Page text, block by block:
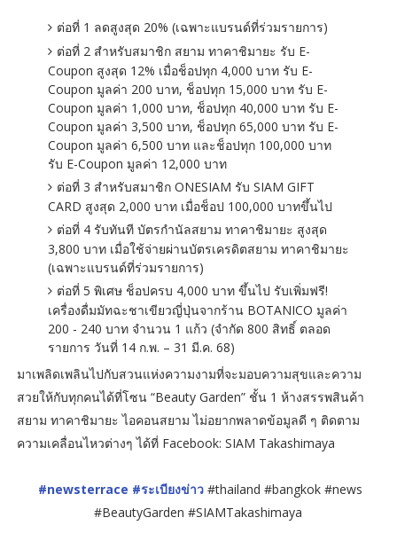
ต่อที่ 1 ลดสูงสุด 20% (เฉพาะแบรนด์ที่ร่วมรายการ)
ต่อที่ 2 สำหรับสมาชิก สยาม ทาคาชิมายะ รับ E-
Coupon สูงสุด 12% เมื่อช็อปทุก 4,000 บาท รับ E-
Coupon มูลค่า 200 บาท, ช็อปทุก 15,000 บาท รับ E-
Coupon มูลค่า 1,000 บาท, ช็อปทุก 40,000 บาท รับ E-
Coupon มูลค่า 3,500 บาท, ช็อปทุก 65,000 บาท รับ E-
Coupon มูลค่า 6,500 บาท และช็อปทุก 100,000 บาท
รับ E-Coupon มูลค่า 12,000 บาท
ต่อที่ 3 สำหรับสมาชิก ONESIAM รับ SIAM GIFT
CARD สูงสุด 2,000 บาท เมื่อช็อป 100,000 บาทขึ้นไป
ต่อที่ 4 รับทันที บัตรกำนัลสยาม ทาคาชิมายะ สูงสุด
3,800 บาท เมื่อใช้จ่ายผ่านบัตรเครดิตสยาม ทาคาชิมายะ
(เฉพาะแบรนด์ที่ร่วมรายการ)
ต่อที่ 5 พิเศษ ช็อปครบ 4,000 บาท ขึ้นไป รับเพิ่มฟรี!
เครื่องดื่มมัทฉะชาเขียวญี่ปุ่นจากร้าน BOTANICO มูลค่า
200 - 240 บาท จำนวน 1 แก้ว (จำกัด 800 สิทธิ์ ตลอด
รายการ วันที่ 14 ก.พ. – 31 มี.ค. 68)
มาเพลิดเพลินไปกับสวนแห่งความงามที่จะมอบความสุขและความ
สวยให้กับทุกคนได้ที่โซน “Beauty Garden” ชั้น 1 ห้างสรรพสินค้า
สยาม ทาคาชิมายะ ไอคอนสยาม ไม่อยากพลาดข้อมูลดี ๆ ติดตาม
ความเคลื่อนไหวต่างๆ ได้ที่ Facebook: SIAM Takashimaya
#newsterrace #ระเบียงข่าว#thailand #bangkok #news
#BeautyGarden #SIAMTakashimaya